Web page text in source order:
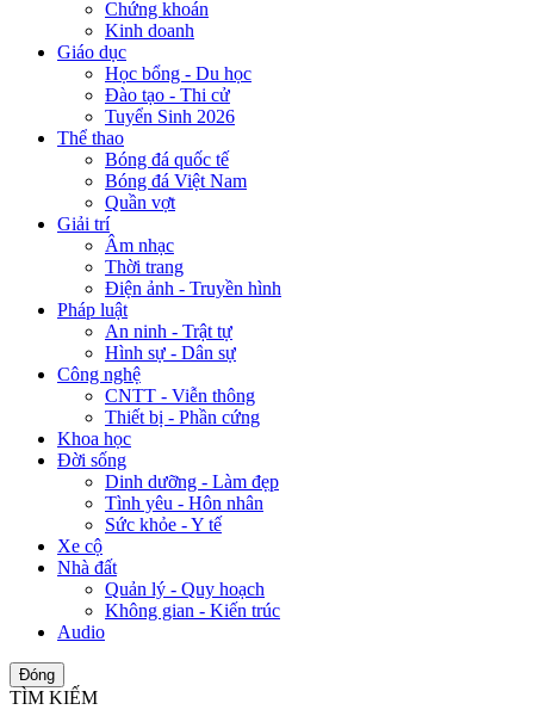
Chứng khoán
Kinh doanh
Giáo dục
Học bổng - Du học
Đào tạo - Thi cử
Tuyển Sinh 2026
Thể thao
Bóng đá quốc tế
Bóng đá Việt Nam
Quần vợt
Giải trí
Âm nhạc
Thời trang
Điện ảnh - Truyền hình
Pháp luật
An ninh - Trật tự
Hình sự - Dân sự
Công nghệ
CNTT - Viễn thông
Thiết bị - Phần cứng
Khoa học
Đời sống
Dinh dưỡng - Làm đẹp
Tình yêu - Hôn nhân
Sức khỏe - Y tế
Xe cộ
Nhà đất
Quản lý - Quy hoạch
Không gian - Kiến trúc
Audio
Đóng
TÌM KIẾM